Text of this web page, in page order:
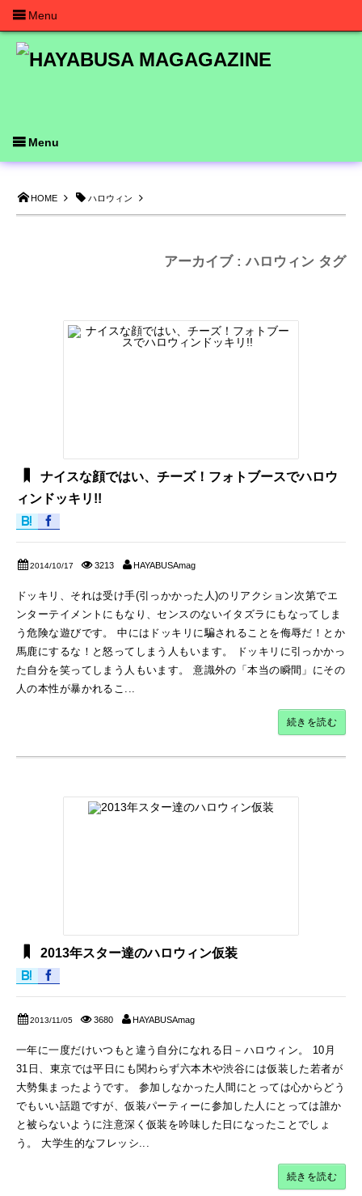
HOME ハロウィン
アーカイブ : ハロウィン タグ
ナイスな顔ではい、チーズ！フォトブースでハロウ
ィンドッキリ!!
2014/10/17 3213 HAYABUSAmag
ドッキリ、それは受け手(引っかかった人)のリアクション次第でエ
ンターテイメントにもなり、センスのないイタズラにもなってしま
う危険な遊びです。 中にはドッキリに騙されることを侮辱だ！とか
馬鹿にするな！と怒ってしまう人もいます。 ドッキリに引っかかっ
た自分を笑ってしまう人もいます。 意識外の「本当の瞬間」にその
人の本性が暴かれるこ...
続きを読む
2013年スター達のハロウィン仮装
2013/11/05 3680 HAYABUSAmag
一年に一度だけいつもと違う自分になれる日－ハロウィン。 10月
31日、東京では平日にも関わらず六本木や渋谷には仮装した若者が
大勢集まったようです。 参加しなかった人間にとっては心からどう
でもいい話題ですが、仮装パーティーに参加した人にとっては誰か
と被らないように注意深く仮装を吟味した日になったことでしょ
う。 大学生的なフレッシ...
続きを読む
Menu
Menu